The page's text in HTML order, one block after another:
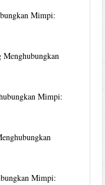
Mimpi:
Mimpi:
Mimpi: